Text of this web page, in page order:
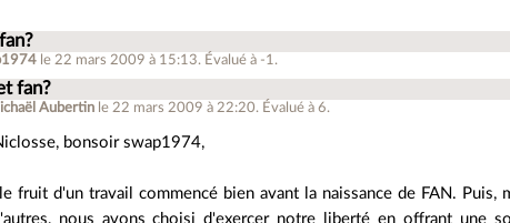
le 22 mars 2009 à 15:13. Évalué à -1 .
fan?
Aubertin le 22 mars 2009 à 22:20. Évalué à6.
bonsoir swap1974,
fruit d'un travail commencé bien avant la naissance de FAN. Puis,
nous avons choisi d'exercer notre liberté en offrant une